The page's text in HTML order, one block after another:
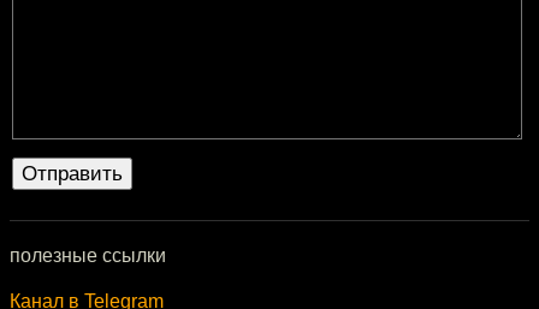
полезные ссылки
Канал в Telegram